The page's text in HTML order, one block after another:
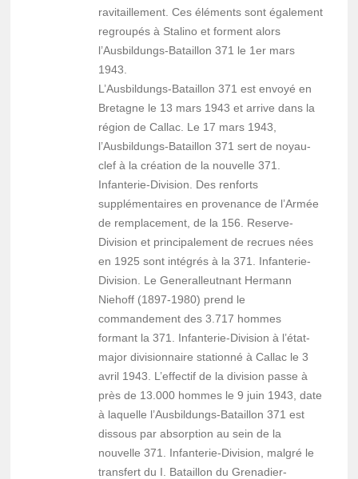
ravitaillement. Ces éléments sont également
regroupés à Stalino et forment alors
l’Ausbildungs-Bataillon 371 le 1er mars
1943.
L’Ausbildungs-Bataillon 371 est envoyé en
Bretagne le 13 mars 1943 et arrive dans la
région de Callac. Le 17 mars 1943,
l’Ausbildungs-Bataillon 371 sert de noyau-
clef à la création de la nouvelle 371.
Infanterie-Division. Des renforts
supplémentaires en provenance de l’Armée
de remplacement, de la 156. Reserve-
Division et principalement de recrues nées
en 1925 sont intégrés à la 371. Infanterie-
Division. Le Generalleutnant Hermann
Niehoff (1897-1980) prend le
commandement des 3.717 hommes
formant la 371. Infanterie-Division à l’état-
major divisionnaire stationné à Callac le 3
avril 1943. L’effectif de la division passe à
près de 13.000 hommes le 9 juin 1943, date
à laquelle l’Ausbildungs-Bataillon 371 est
dissous par absorption au sein de la
nouvelle 371. Infanterie-Division, malgré le
transfert du I. Bataillon du Grenadier-